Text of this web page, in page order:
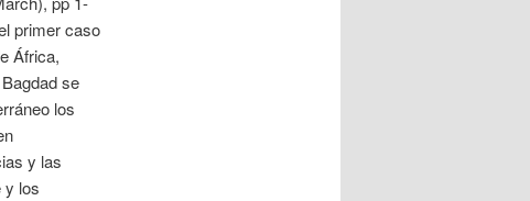
primer caso
África,
se
los
y las
y los